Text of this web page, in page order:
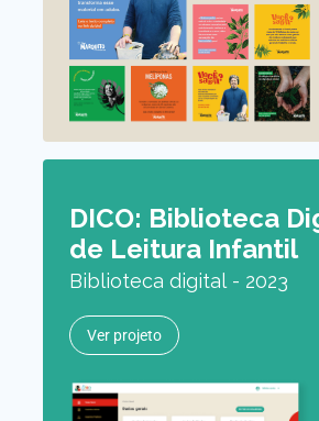
DICO: Biblioteca
de Leitura Infantil
Biblioteca digital - 2023
Ver projeto